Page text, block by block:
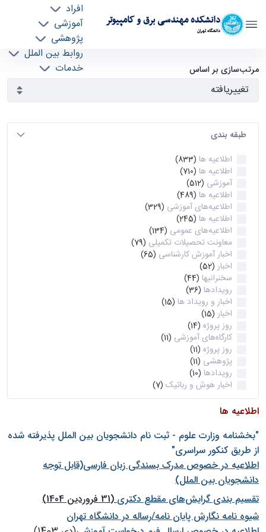
دانشکده مهندسی برق و کامپیوتر
دانشگاه تهران
افراد
آموزشی
پژوهشی
روابط بین الملل
خدمات
آرشیو اطلاعیه ها - ece- دانشکده مهندسی برق و
کامپیوتر
مرتب‌سازی بر اساس
طبقه بندی
اطلاعیه ها (833)
اطلاعیه ها (710)
آموزشی (512)
اطلاعیه ها (489)
اطلاعیه‌های‌ آموزشی (329)
اطلاعیه ها (245)
اطلاعیه‌های عمومی (134)
معاونت تحصیلات تکمیلی (79)
اخبار آموزش کارشناسی (65)
اخبار (52)
سخنرانیها (44)
رویدادها (36)
اخبار و رویداد ها (15)
اخبار (15)
روز پروژه (14)
کارگاه‌های آموزشی (11)
روز پروژه (11)
پژوهشی (11)
رویدادها (10)
اخبار هوش و رباتیک (7)
اطلاعیه ها
"بخشنامه وزارت علوم - ثبت نام دانشجويان بين الملل پذيرفته شده
از طريق كنكور سراسری"
اطلاعیه در خصوص مدرک بسندگی زبان فارسی(قابل توجه
دانشجویان بین الملل)
تقسیم بندی گرایش‌های مقطع دکتری(31 فروردین 1404)
شيوه نامه نگارش پايان نامه/رساله در دانشگاه تهران